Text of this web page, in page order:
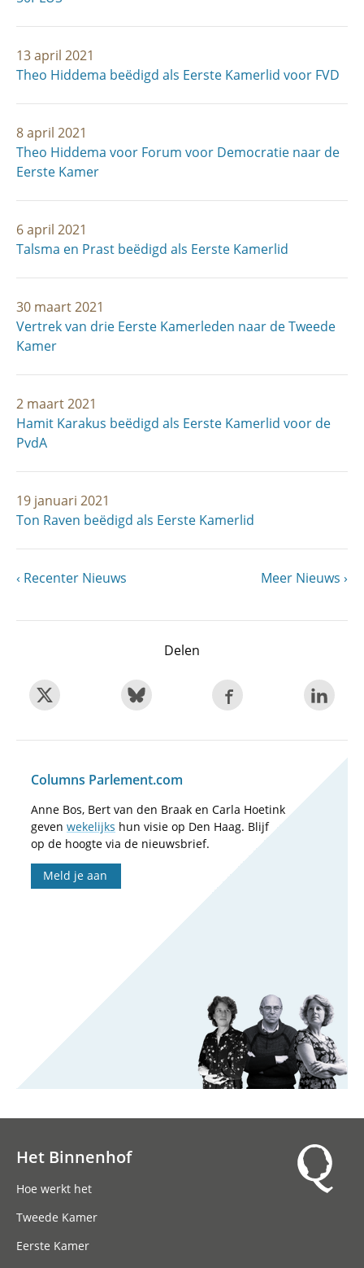
13 april 2021
Theo Hiddema beëdigd als Eerste Kamerlid voor FVD
8 april 2021
Theo Hiddema voor Forum voor Democratie naar de
Eerste Kamer
6 april 2021
Talsma en Prast beëdigd als Eerste Kamerlid
30 maart 2021
Vertrek van drie Eerste Kamerleden naar de Tweede
Kamer
2 maart 2021
Hamit Karakus beëdigd als Eerste Kamerlid voor de
PvdA
19 januari 2021
Ton Raven beëdigd als Eerste Kamerlid
Vorige
Recenter Nieuws
Volgende
Meer Nieuws
Delen
Columns Parlement.com
Anne Bos, Bert van den Braak en Carla Hoetink
geven wekelijks hun visie op Den Haag. Blijf
op de hoogte via de nieuwsbrief.
Meld je aan
Het Binnenhof
Hoe werkt het
Tweede Kamer
Eerste Kamer